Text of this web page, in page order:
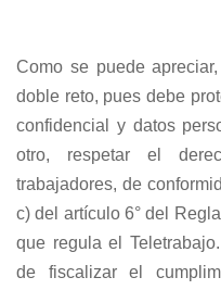
Como se puede
doble reto, pues debe
confidencial y datos
otro, respetar el
trabajadores, de
c) del artículo 6° del
que regula el
de fiscalizar el